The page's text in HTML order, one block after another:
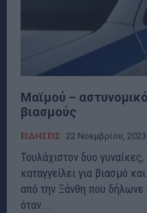
Μαϊμού –
βιασμούς
ΕΙΔΗΣΕΙΣ 22 Νοεμβρίου, 2023
Τουλάχιστον δυο
καταγγείλει για βιασμό
από την Ξάνθη που
όταν...